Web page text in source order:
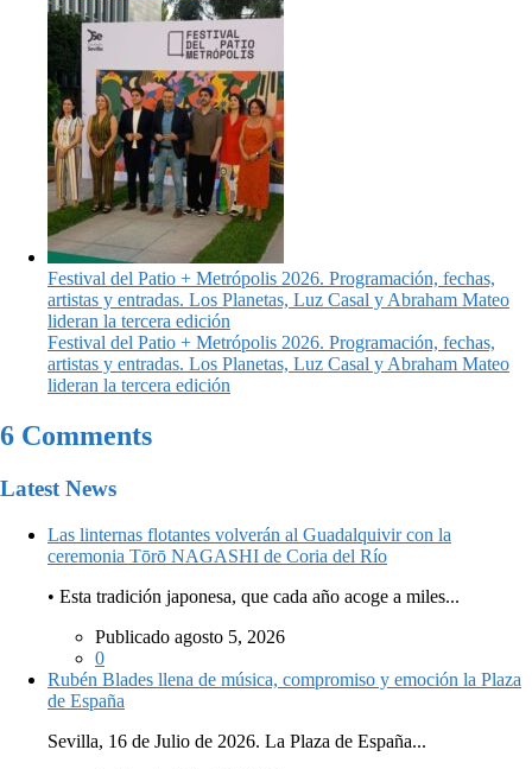
Festival del Patio + Metrópolis 2026. Programación, fechas,
artistas y entradas. Los Planetas, Luz Casal y Abraham Mateo
lideran la tercera edición
Festival del Patio + Metrópolis 2026. Programación, fechas,
artistas y entradas. Los Planetas, Luz Casal y Abraham Mateo
lideran la tercera edición
6 Comments
Latest News
Las linternas flotantes volverán al Guadalquivir con la
ceremonia Tōrō NAGASHI de Coria del Río
• Esta tradición japonesa, que cada año acoge a miles...
Publicado agosto 5, 2026
0
Rubén Blades llena de música, compromiso y emoción la Plaza
de España
Sevilla, 16 de Julio de 2026. La Plaza de España...